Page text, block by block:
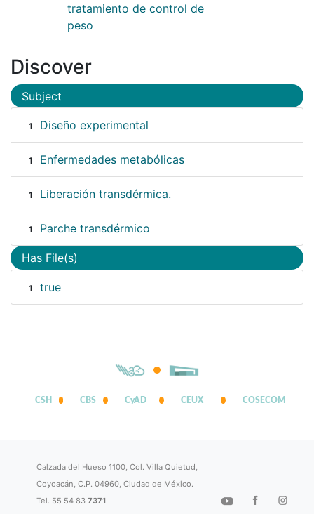
tratamiento de control de
peso
Discover
Subject
1 Diseño experimental
1 Enfermedades metabólicas
1 Liberación transdérmica.
1 Parche transdérmico
Has File(s)
1 true
CSH CBS CyAD CEUX COSECOM
Calzada del Hueso 1100, Col. Villa Quietud,
Coyoacán, C.P. 04960, Ciudad de México.
Tel. 55 54 837371